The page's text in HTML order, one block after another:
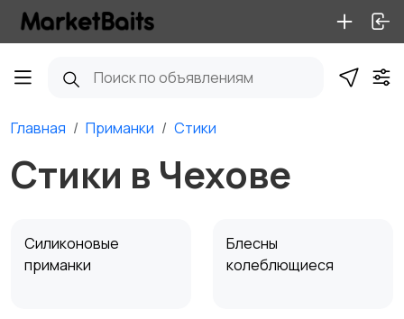
Главная Приманки Стики
Стики в Чехове
Силиконовые
приманки
Блесны
колеблющиеся